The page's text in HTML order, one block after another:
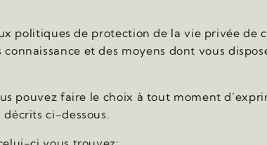
politiques de protection de la vie privée de
et des moyens dont vous
pouvez faire le choix à tout moment
ci-dessous.